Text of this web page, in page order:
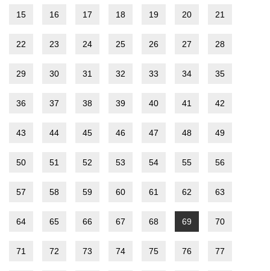
15 16 17 18 19 20 21
22 23 24 25 26 27 28
29 30 31 32 33 34 35
36 37 38 39 40 41 42
43 44 45 46 47 48 49
50 51 52 53 54 55 56
57 58 59 60 61 62 63
64 65 66 67 68 69 70
71 72 73 74 75 76 77